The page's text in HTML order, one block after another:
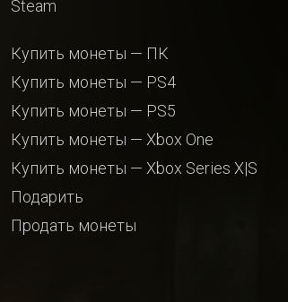
Steam
Купить монеты — ПК
Купить монеты — PS4
Купить монеты — PS5
Купить монеты — Xbox One
Купить монеты — Xbox Series X|S
Подарить
Продать монеты